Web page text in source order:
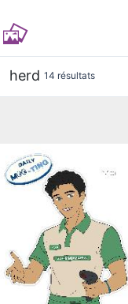
herd 14 résultats